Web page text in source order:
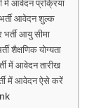
में आवेदन प्रक्रिया
आवेदन शुल्क
भर्ती आयु सीमा
शैक्षणिक योग्यता
में आवेदन तारीख
में आवेदन ऐसे करें